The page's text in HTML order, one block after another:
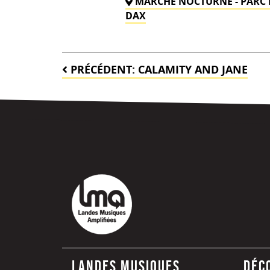
DAX
Navigation
de
l’article
PRÉCÉDENT: CALAMITY AND JANE
Landes Musiques